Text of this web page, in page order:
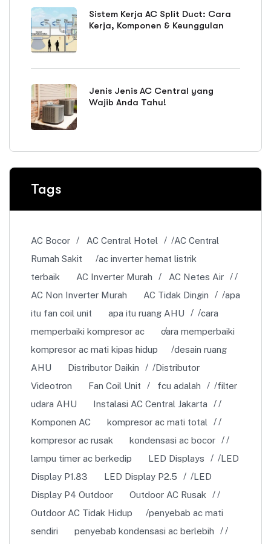
Sistem Kerja AC Split Duct: Cara
Kerja, Komponen & Keunggulan
Jenis Jenis AC Central yang
Wajib Anda Tahu!
Tags
AC Bocor AC Central Hotel
AC Central
Rumah Sakit
ac inverter hemat listrik
terbaik
AC Inverter Murah
AC Netes Air
AC Non Inverter Murah
AC Tidak Dingin
apa
itu fan coil unit
apa itu ruang AHU
cara
memperbaiki kompresor ac
cara memperbaiki
kompresor ac mati kipas hidup
desain ruang
AHU
Distributor Daikin
Distributor
Videotron
Fan Coil Unit fcu adalah
filter
udara AHU
Instalasi AC Central Jakarta
Komponen AC
kompresor ac mati total
kompresor ac rusak
kondensasi ac bocor
lampu timer ac berkedip
LED Displays
LED
Display P1.83
LED Display P2.5
LED
Display P4 Outdoor
Outdoor AC Rusak
Outdoor AC Tidak Hidup
penyebab ac mati
sendiri
penyebab kondensasi ac berlebih